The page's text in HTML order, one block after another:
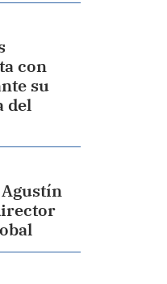
con
su
del